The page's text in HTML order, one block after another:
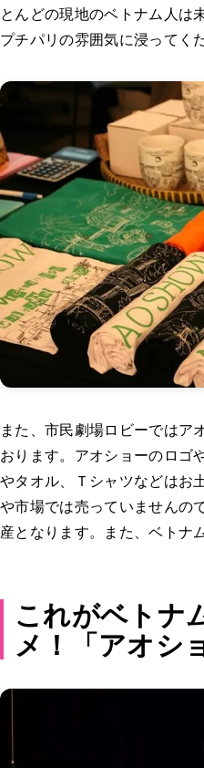
とんどの現地のベトナム人は
プチパリの雰囲気に浸ってく
また、市民劇場ロビーではア
おります。アオショーのロゴ
やタオル、Ｔシャツなどはお
や市場では売っていませんの
産となります。また、ベトナ
これがベトナ
メ！「アオシ